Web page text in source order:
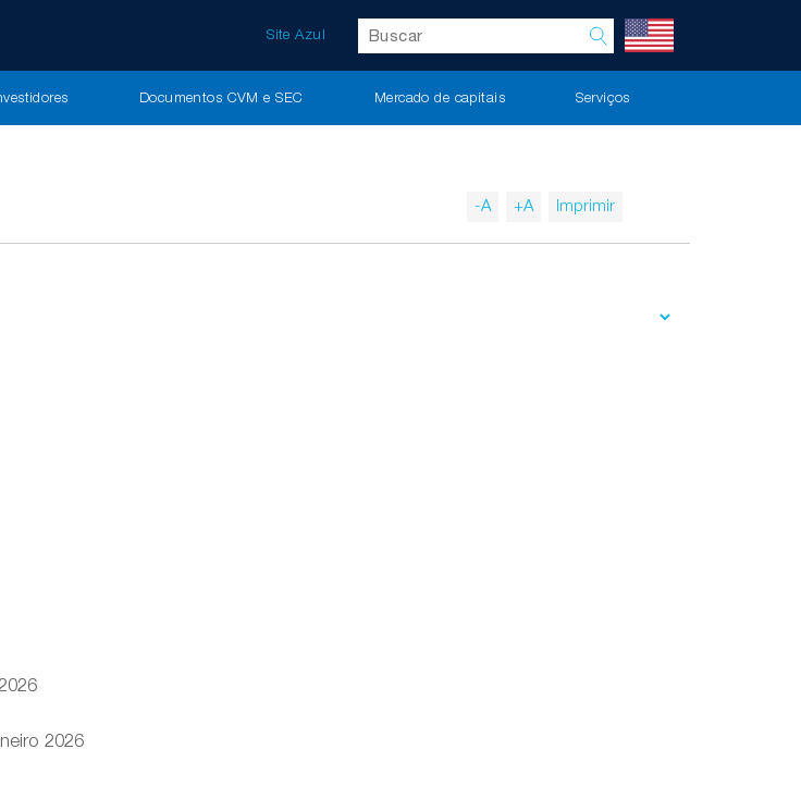
Site Azul
Documentos CVM e SEC Mercado de capitais Serviços
-A +A Imprimir
2026